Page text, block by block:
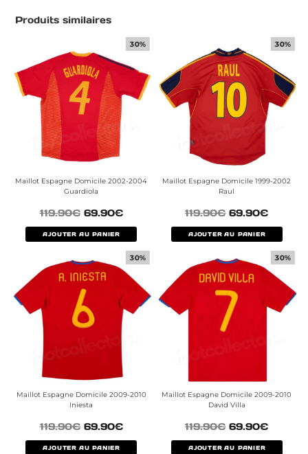
Produits similaires
30%
Maillot Espagne Domicile 2002-2004
Guardiola
119.90€ 69.90€
AJOUTER AU PANIER
30%
Maillot Espagne Domicile 1999-2002
Raul
119.90€ 69.90€
AJOUTER AU PANIER
30%
Maillot Espagne Domicile 2009-2010
Iniesta
119.90€ 69.90€
AJOUTER AU PANIER
30%
Maillot Espagne Domicile 2009-2010
David Villa
119.90€ 69.90€
AJOUTER AU PANIER